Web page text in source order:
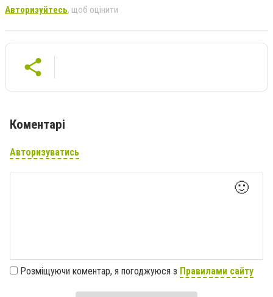
Авторизуйтесь, щоб оцінити
Коментарі
Авторизуватись
🙂
Розміщуючи коментар, я погоджуюся з Правилами сайту